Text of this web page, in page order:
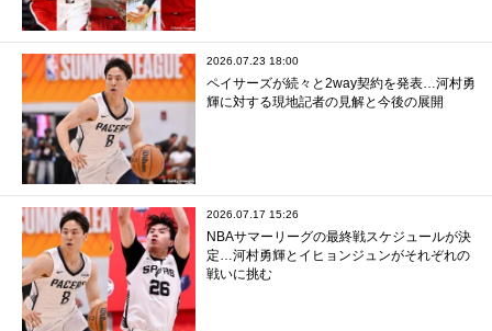
2026.07.23 18:00
ペイサーズが続々と2way契約を発表…河村勇
輝に対する現地記者の見解と今後の展開
2026.07.17 15:26
NBAサマーリーグの最終戦スケジュールが決
定…河村勇輝とイヒョンジュンがそれぞれの
戦いに挑む